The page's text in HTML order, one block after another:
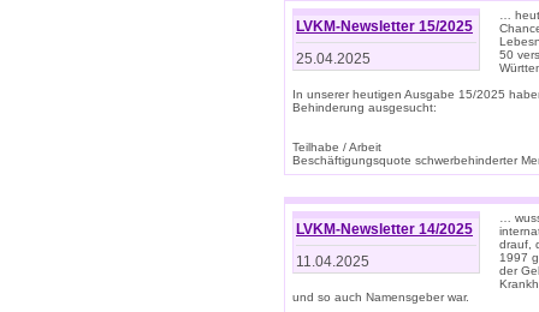
LVKM-Newsletter 15/2025
25.04.2025
…
50
In unserer heutigen Ausgabe 15/2025
Behinderung ausgesucht:
Teilhabe / Arbeit
Beschäftigungsquote schwerbehinderter
LVKM-Newsletter 14/2025
11.04.2025
…
drauf,
1997
der
und so auch Namensgeber war.